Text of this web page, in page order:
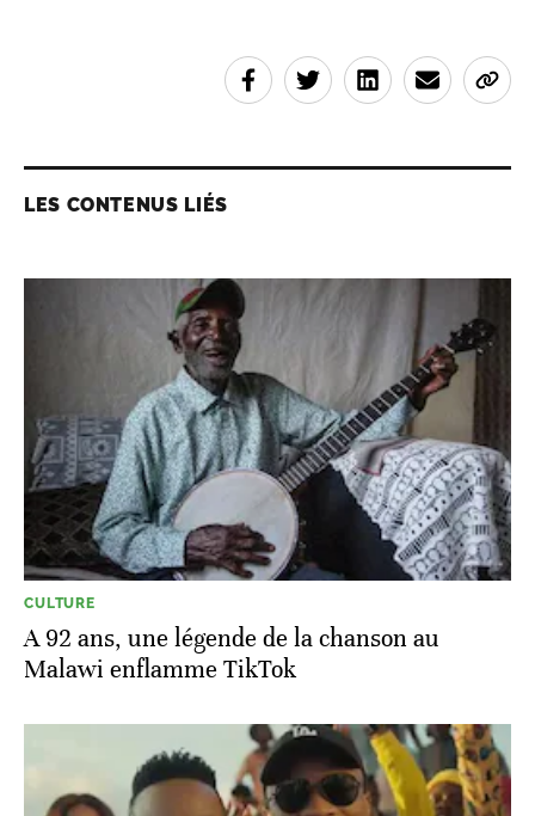
LES CONTENUS LIÉS
CULTURE
A 92 ans, une légende de la chanson au
Malawi enflamme TikTok